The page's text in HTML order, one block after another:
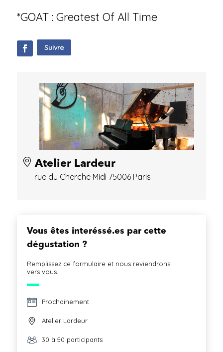
*GOAT : Greatest Of All Time
Suivre
Atelier Lardeur
rue du Cherche Midi 75006 Paris
Vous êtes interéssé.es par cette
dégustation ?
Remplissez ce formulaire et nous reviendrons
vers vous.
Prochainement
Atelier Lardeur
30 à 50 participants